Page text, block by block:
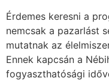
Érdemes keresni a
nemcsak a pazarlást
mutatnak az
Ennek kapcsán a
fogyaszthatósági